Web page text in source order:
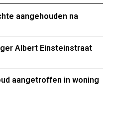
aangehouden na
Albert Einsteinstraat
aangetroffen in woning